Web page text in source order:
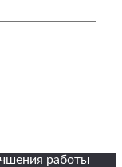
работы